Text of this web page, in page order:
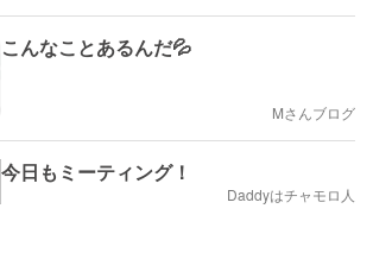
こんなことあるんだ💦
Mさんブログ
今日もミーティング！
Daddyはチャモロ人